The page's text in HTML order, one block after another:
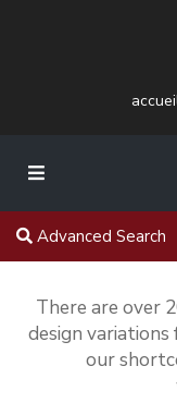
Advanced Search
There are over
design variations
our